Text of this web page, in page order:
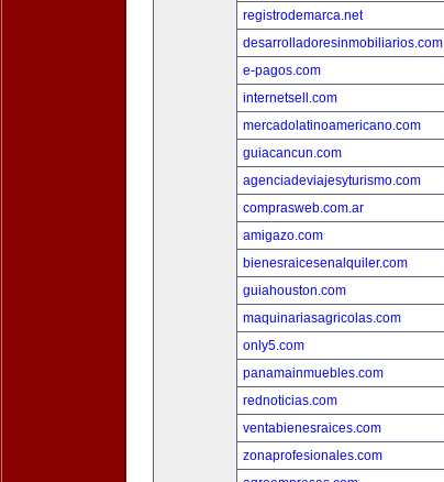
registrodemarca.net
desarrolladoresinmobiliarios.com
e-pagos.com
internetsell.com
mercadolatinoamericano.com
guiacancun.com
agenciadeviajesyturismo.com
comprasweb.com.ar
amigazo.com
bienesraicesenalquiler.com
guiahouston.com
maquinariasagricolas.com
only5.com
panamainmuebles.com
rednoticias.com
ventabienesraices.com
zonaprofesionales.com